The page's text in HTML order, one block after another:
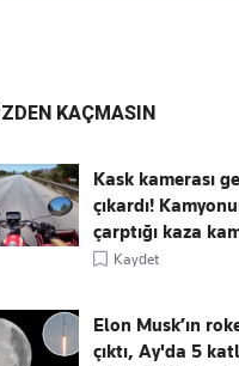
KAÇMASIN
Kask kamerası
çıkardı!
çarptığı kaza
Kaydet
Elon Musk’ın
çıktı, Ay'da 5